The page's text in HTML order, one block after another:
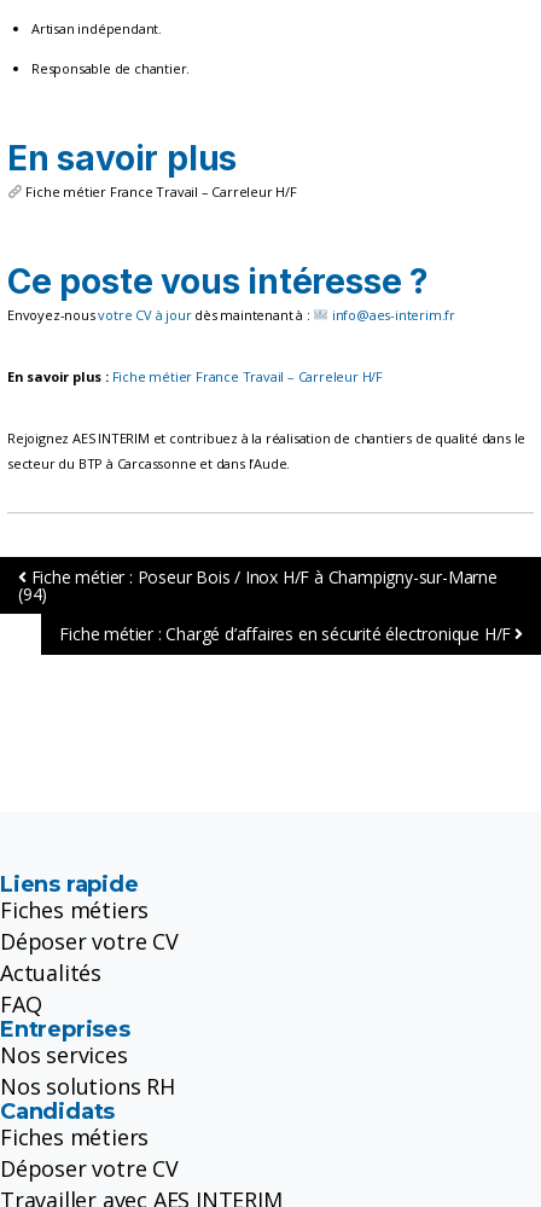
Artisan indépendant.
Responsable de chantier.
En savoir plus
Fiche métier France Travail – Carreleur H/F
Ce poste vous intéresse ?
Envoyez-nousvotre CV à jourdès maintenant à : info@aes-interim.fr
En savoir plus : Fiche métier France Travail – Carreleur H/F
Rejoignez AES INTERIM et contribuez à la réalisation de chantiers de qualité dans le
secteur du BTP à Carcassonne et dans l’Aude.
Fiche métier : Poseur Bois / Inox H/F à Champigny-sur-Marne
(94)
Fiche métier : Chargé d’affaires en sécurité électronique H/F
Liens rapide
Fiches métiers
Déposer votre CV
Actualités
FAQ
Entreprises
Nos services
Nos solutions RH
Candidats
Fiches métiers
Déposer votre CV
Travailler avec AES INTERIM